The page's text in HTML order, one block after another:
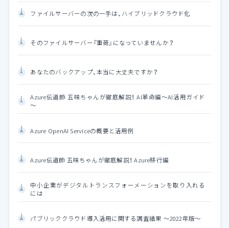
ファイルサーバーの次の一手は、ハイブリッドクラウド化
そのファイルサーバー『重荷』になっていませんか？
あなたのバックアップ、本当に大丈夫ですか？
Azure伝道師 五味ちゃんが徹底解説！ AI革命編～AI活用ガイド
～
Azure OpenAI Serviceの概要と活用例
Azure伝道師 五味ちゃんが徹底解説！ Azure移行編
中小企業がデジタルトランスフォーメーションを取り入れる
には
パブリッククラウド導入活用に関する調査結果 ～2022年版～